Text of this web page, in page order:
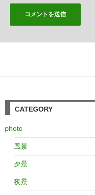
CATEGORY
photo
風景
夕景
夜景